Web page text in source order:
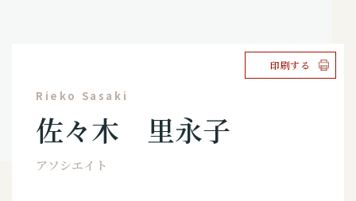
印刷する
Rieko Sasaki
佐々木 里永子
アソシエイト